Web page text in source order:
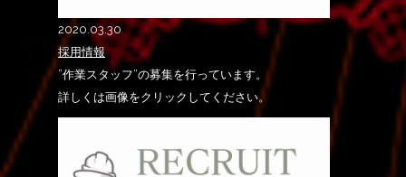
2020.03.30
採用情報
”作業スタッフ”の募集を行っています。
詳しくは画像をクリックしてください。